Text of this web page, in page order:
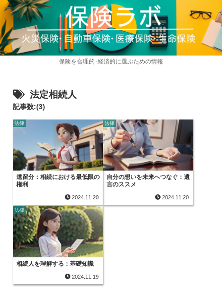
保険を合理的･経済的に選ぶための情報
法定相続人
記事数:(3)
法律
遺留分：相続における最低限の
権利
2024.11.20
法律
自分の想いを未来へつなぐ：遺
言のススメ
2024.11.20
法律
相続人を理解する：基礎知識
2024.11.19